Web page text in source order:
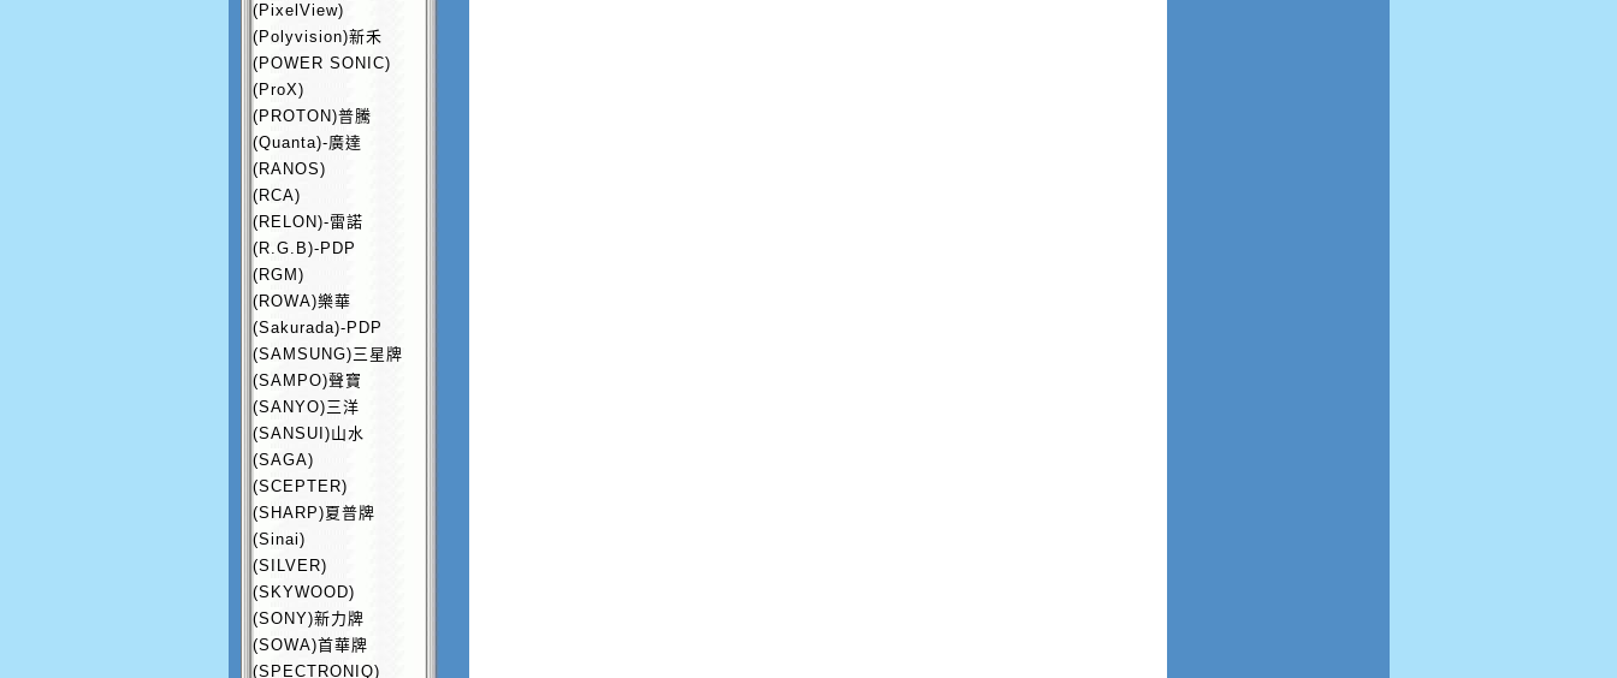
(PixelView)
(Polyvision)新禾
(POWER SONIC)
(ProX)
(PROTON)普騰
(Quanta)-廣達
(RANOS)
(RCA)
(RELON)-雷諾
(R.G.B)-PDP
(RGM)
(ROWA)樂華
(Sakurada)-PDP
(SAMSUNG)三星牌
(SAMPO)聲寶
(SANYO)三洋
(SANSUI)山水
(SAGA)
(SCEPTER)
(SHARP)夏普牌
(Sinai)
(SILVER)
(SKYWOOD)
(SONY)新力牌
(SOWA)首華牌
(SPECTRONIQ)